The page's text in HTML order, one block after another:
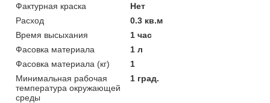
Фактурная краска
Нет
Расход
0.3 кв.м
Время высыхания
1 час
Фасовка материала
1 л
Фасовка материала (кг)
1
Минимальная рабочая
температура окружающей
среды
1 град.